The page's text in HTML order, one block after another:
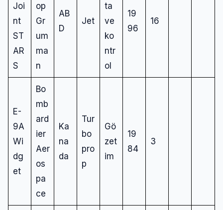
Joi
nt
ST
AR
S
op
Gr
um
ma
n
AB
D
Jet
ta
ve
ko
ntr
ol
19
96
16
E-
9A
Wi
dg
et
Bo
mb
ard
ier
Aer
os
pa
ce
Ka
na
da
Tur
bo
pro
p
Gö
zet
im
19
84
3